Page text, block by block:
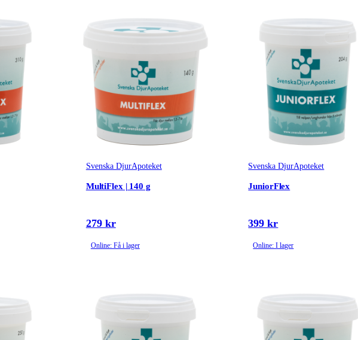
Svenska DjurApoteket
MultiFlex | 140 g
279 kr
Online: Få i lager
Svenska DjurApoteket
JuniorFlex
399 kr
Online: I lager